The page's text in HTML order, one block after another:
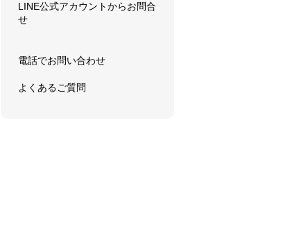
LINE公式アカウントからお問合
せ
電話でお問い合わせ
よくあるご質問